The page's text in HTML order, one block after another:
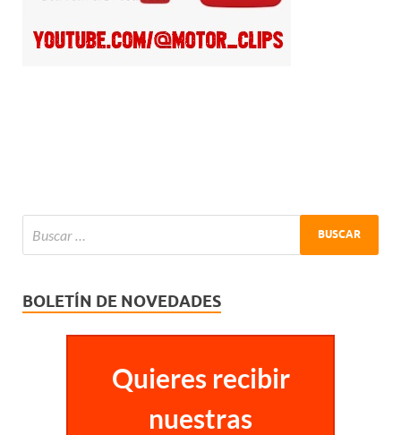
BOLETÍN DE NOVEDADES
Quieres recibir
nuestras